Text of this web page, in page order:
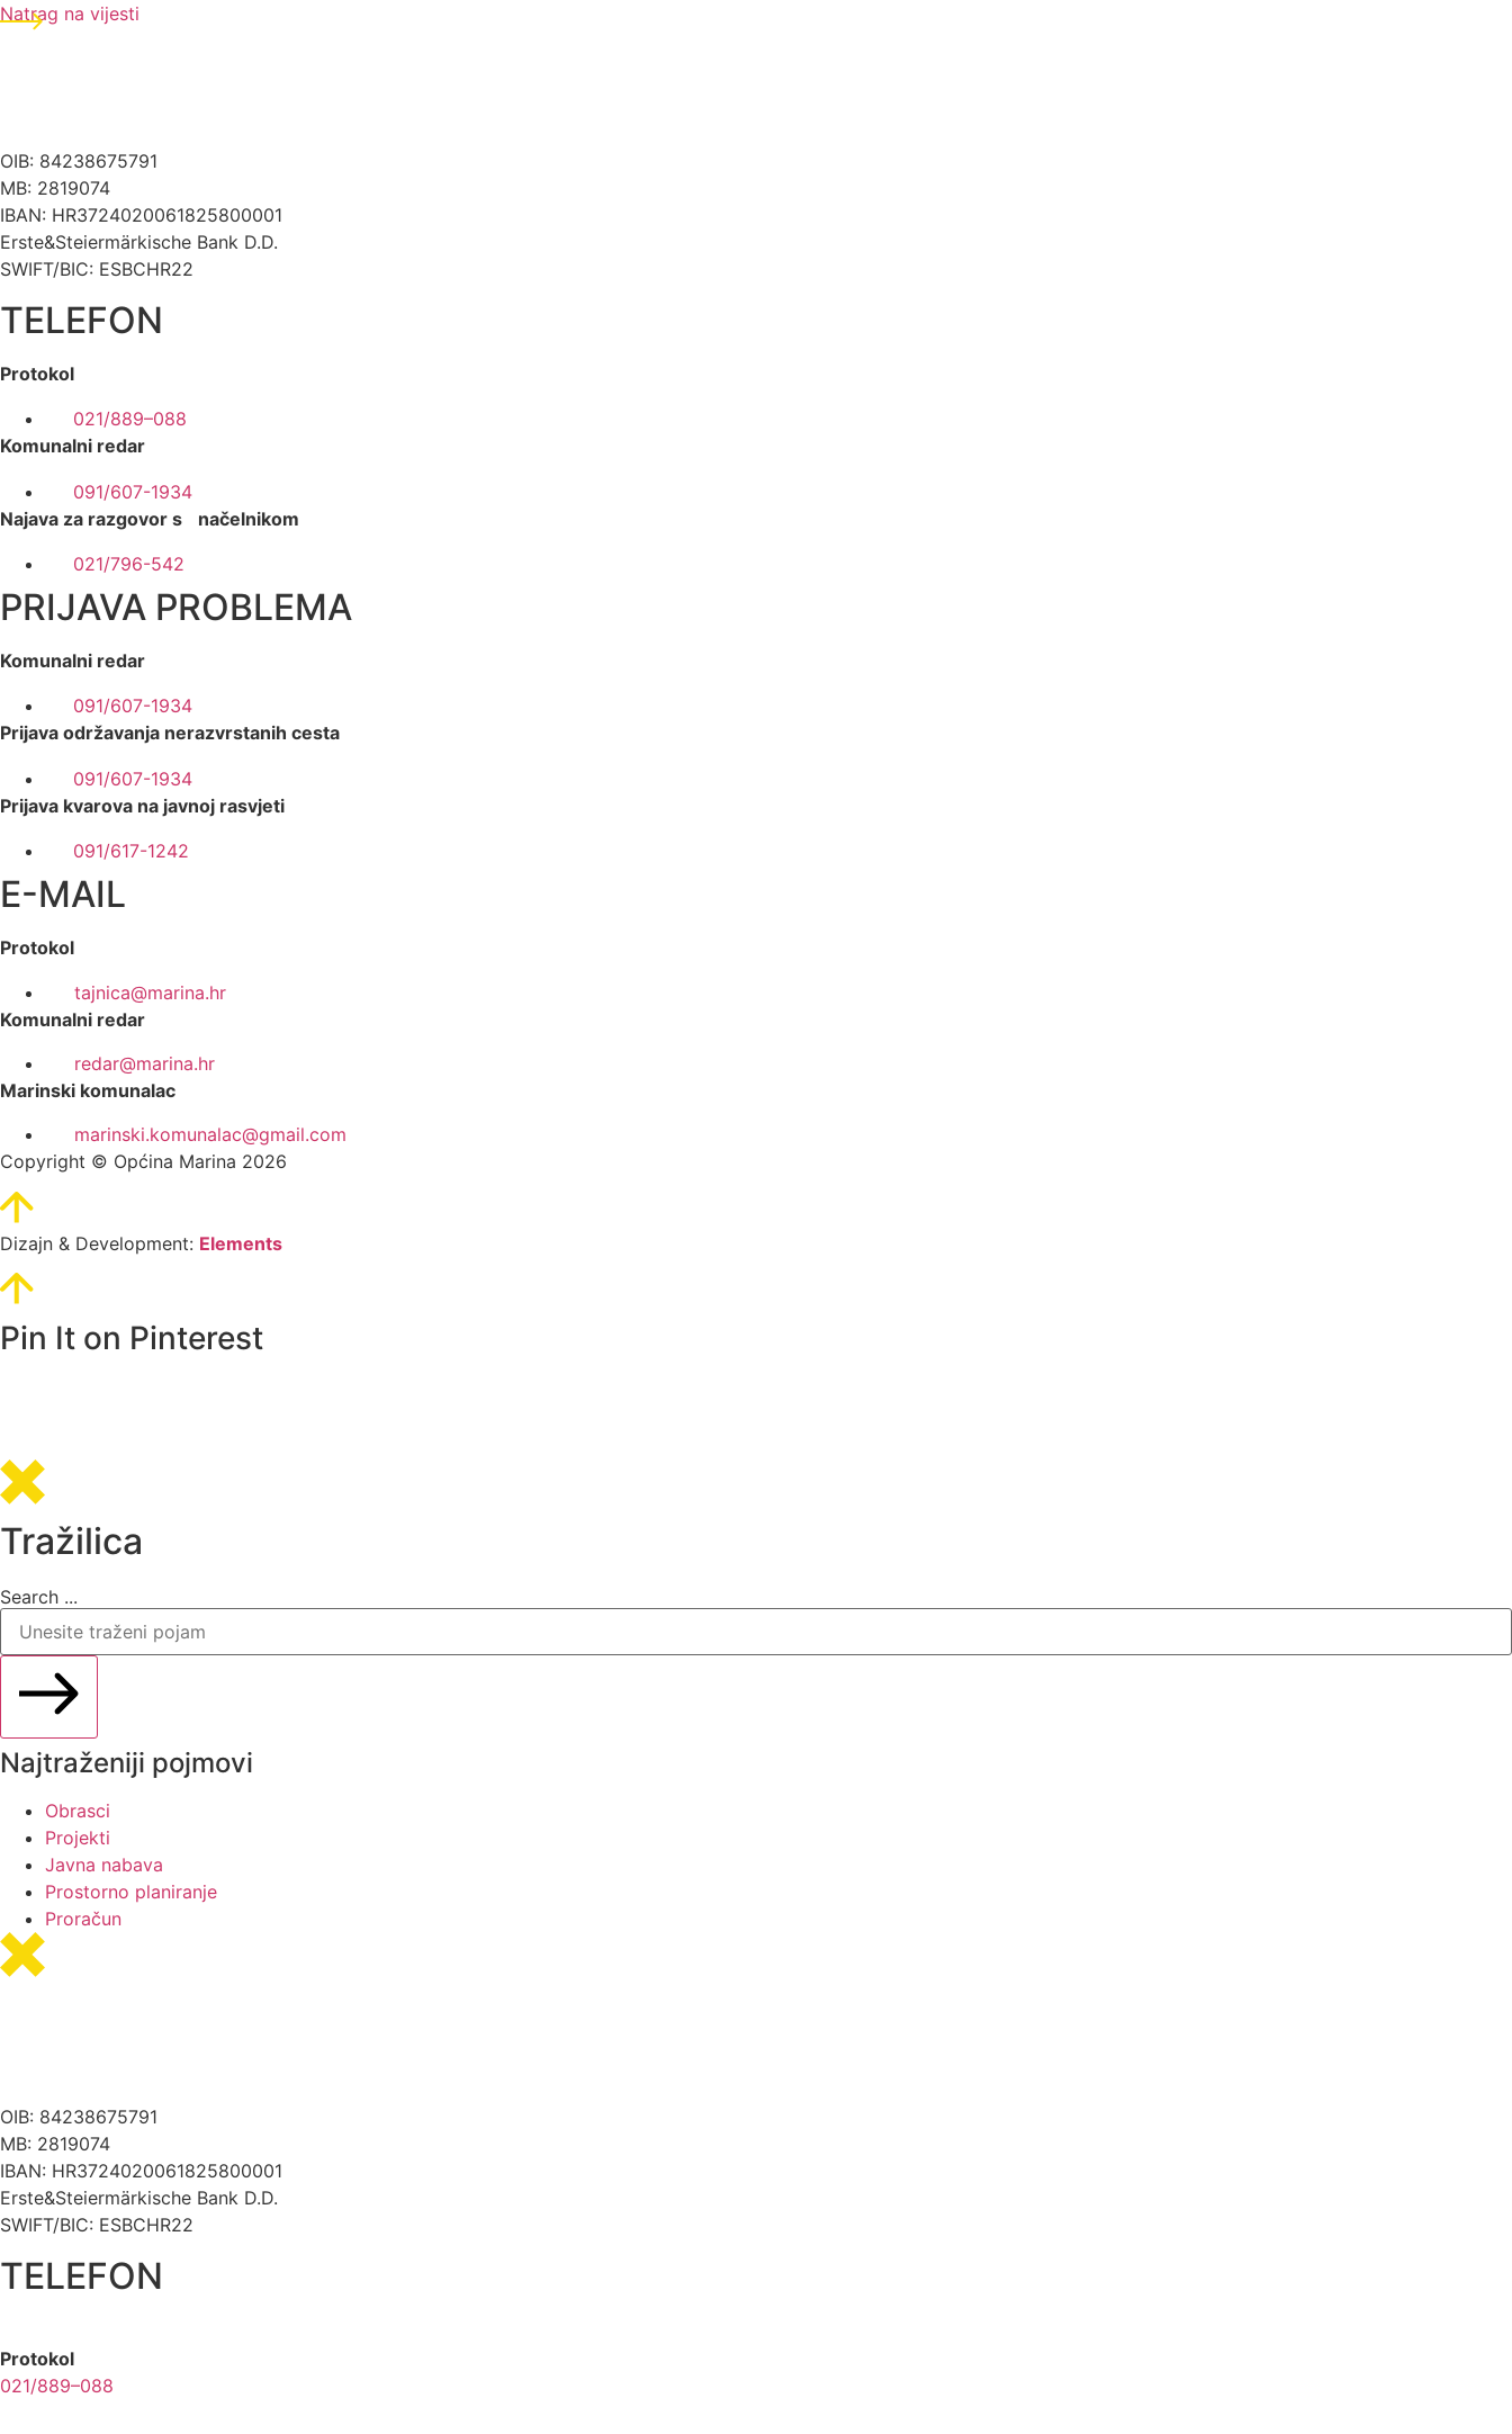
Natrag na vijesti
OIB: 84238675791
MB: 2819074
IBAN: HR3724020061825800001
Erste&Steiermärkische Bank D.D.
SWIFT/BIC: ESBCHR22
TELEFON
Protokol
021/889–088
Komunalni redar
091/607-1934
Najava za razgovor s načelnikom
021/796-542
PRIJAVA PROBLEMA
Komunalni redar
091/607-1934
Prijava održavanja nerazvrstanih cesta
091/607-1934
Prijava kvarova na javnoj rasvjeti
091/617-1242
E-MAIL
Protokol
tajnica@marina.hr
Komunalni redar
redar@marina.hr
Marinski komunalac
marinski.komunalac@gmail.com
Copyright © Općina Marina 2026
Dizajn & Development: Elements
Pin It on Pinterest
Tražilica
Search ...
Najtraženiji pojmovi
Obrasci
Projekti
Javna nabava
Prostorno planiranje
Proračun
OIB: 84238675791
MB: 2819074
IBAN: HR3724020061825800001
Erste&Steiermärkische Bank D.D.
SWIFT/BIC: ESBCHR22
TELEFON
Protokol
021/889–088